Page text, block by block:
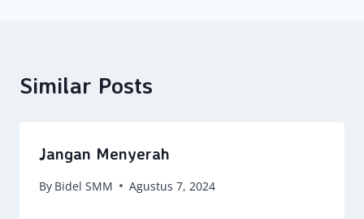
Similar Posts
Jangan Menyerah
By Bidel SMM Agustus 7, 2024